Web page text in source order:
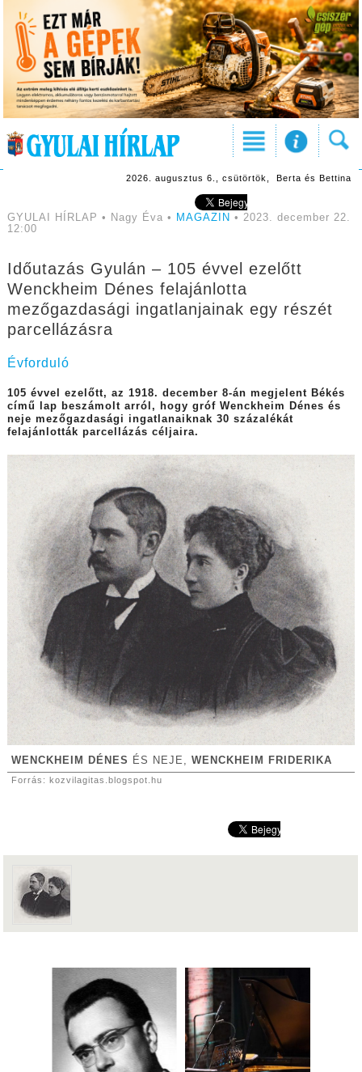
2026. augusztus 6., csütörtök, Berta és Bettina
GYULAI HÍRLAP • Nagy Éva • MAGAZIN • 2023. december 22.
12:00
Időutazás Gyulán – 105 évvel ezelőtt
Wenckheim Dénes felajánlotta
mezőgazdasági ingatlanjainak egy részét
parcellázásra
Évforduló
105 évvel ezelőtt, az 1918. december 8-án megjelent Békés
című lap beszámolt arról, hogy gróf Wenckheim Dénes és
neje mezőgazdasági ingatlanaiknak 30 százalékát
felajánlották parcellázás céljaira.
WENCKHEIM DÉNES ÉS NEJE, WENCKHEIM FRIDERIKA
Forrás: kozvilagitas.blogspot.hu